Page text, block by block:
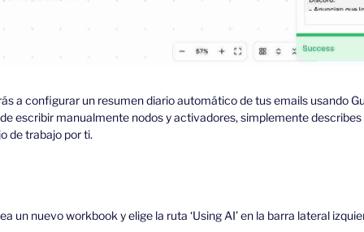
a configurar un resumen diario automático de tus emails usando
escribir manualmente nodos y activadores, simplemente describes
de trabajo por ti.
un nuevo workbook y elige la ruta ‘Using AI’ en la barra lateral